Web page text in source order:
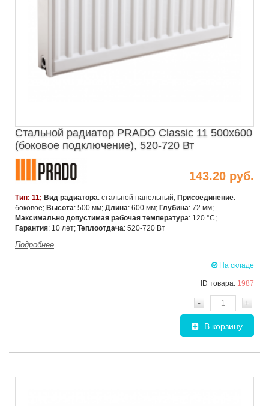
Стальной радиатор PRADO Classic 11 500х600
(боковое подключение), 520-720 Вт
143.20 руб.
Тип: 11; Вид радиатора: стальной панельный; Присоединение:
боковое; Высота: 500 мм; Длина: 600 мм; Глубина: 72 мм;
Максимально допустимая рабочая температура: 120 °C;
Гарантия: 10 лет; Теплоотдача: 520-720 Вт
Подробнее
На складе
ID товара: 1987
- +
В корзину